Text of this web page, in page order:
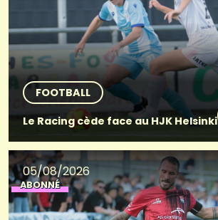
FOOTBALL
Le Racing cède face au HJK Helsinki
05/08/2026
ABONNÉ